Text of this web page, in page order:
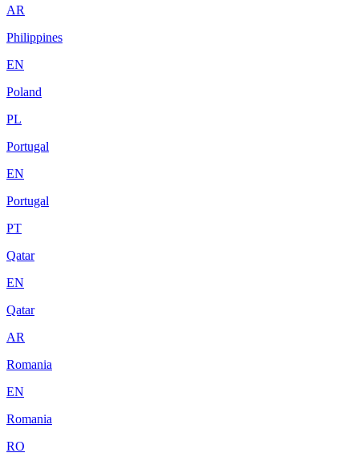
AR
Philippines
EN
Poland
PL
Portugal
EN
Portugal
PT
Qatar
EN
Qatar
AR
Romania
EN
Romania
RO